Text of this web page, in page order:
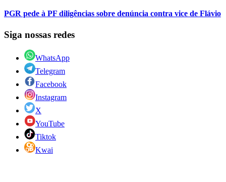
PGR pede à PF diligências sobre denúncia contra vice de Flávio
Siga nossas redes
WhatsApp
Telegram
Facebook
Instagram
X
YouTube
Tiktok
Kwai